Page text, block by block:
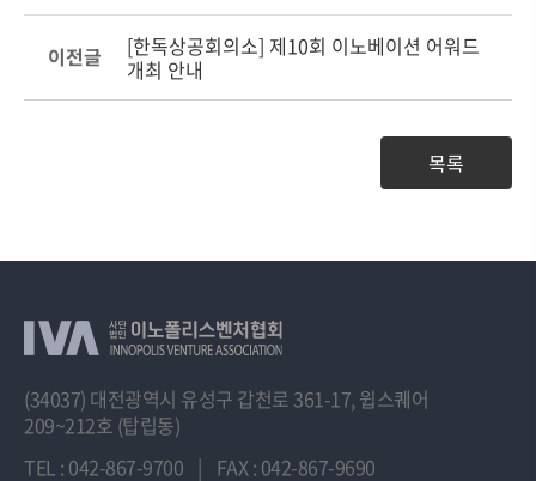
이전글
[한독상공회의소] 제10회 이노베이션 어워드
개최 안내
목록
(34037) 대전광역시 유성구 갑천로 361-17, 윕스퀘어
209~212호 (탑립동)
TEL : 042-867-9700 | FAX : 042-867-9690